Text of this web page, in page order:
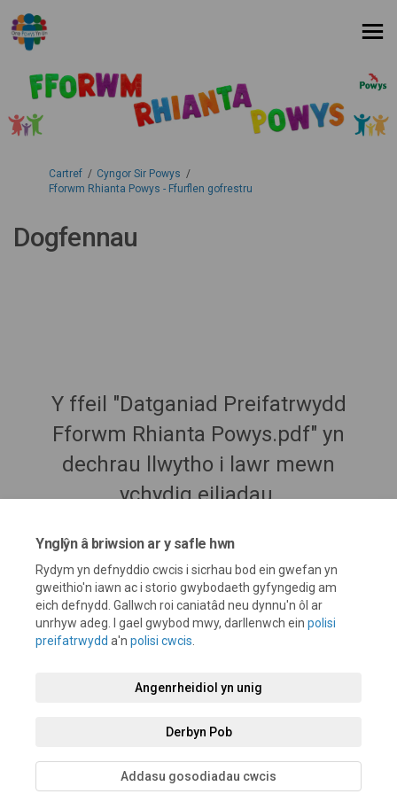
Ynglŷn â briwsion ar y safle hwn
Rydym yn defnyddio cwcis i sicrhau bod ein gwefan yn
gweithio'n iawn ac i storio gwybodaeth gyfyngedig am
eich defnydd. Gallwch roi caniatâd neu dynnu'n ôl ar
unrhyw adeg. I gael gwybod mwy, darllenwch ein polisi
preifatrwydd a'n polisi cwcis
Angenrheidiol yn unig
Derbyn Pob
Addasu gosodiadau cwcis
Rydych yma:
Cartref
Cyngor Sir Powys
Fforwm Rhianta Powys - Ffurflen gofrestru
Dogfennau
Y ffeil "Datganiad Preifatrwydd
Fforwm Rhianta Powys.pdf" yn
dechrau llwytho i lawr mewn
ychydig eiliadau.